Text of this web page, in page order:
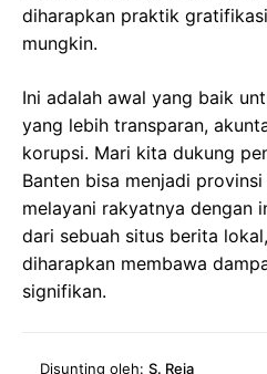
diharapkan praktik
mungkin.
Ini adalah awal yang baik
yang lebih transparan,
korupsi. Mari kita dukung
Banten bisa menjadi
melayani rakyatnya dengan
dari sebuah situs berita
diharapkan membawa
signifikan.
Disunting oleh: S. Reja